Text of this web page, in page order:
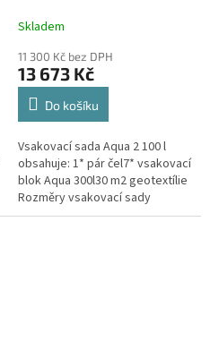
Skladem
11 300 Kč bez DPH
13 673 Kč
Do košíku
Vsakovací sada Aqua 2 100 l
obsahuje: 1* pár čel7* vsakovací
blok Aqua 300l30 m2 geotextílie
Rozměry vsakovací sady
840x80x52 cm Nosnost bloků až